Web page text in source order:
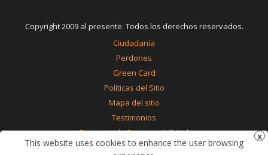
Copyright 2009 al presente. Todos los derechos reservados.
Ciudadanía
Perdones
Green Card
Políticas del Sitio
Mapa del sitio
Testimonios
Renuncia de Responsabilidad
Contáctenos
This website uses cookies to enhance the user browsing